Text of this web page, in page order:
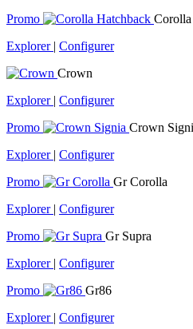
Promo
Explorer | Configurer
Crown
Explorer | Configurer
Promo
Crown
Explorer | Configurer
Promo
Gr Corolla
Explorer | Configurer
Promo
Gr Supra
Explorer | Configurer
Promo
Gr86
Explorer | Configurer